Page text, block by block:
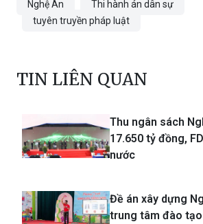
Nghệ An
Thi hành án dân sự
tuyên truyền pháp luật
TIN LIÊN QUAN
Thu ngân sách
17.650 tỷ đồng,
nước
Đề án xây dựng
trung tâm đào